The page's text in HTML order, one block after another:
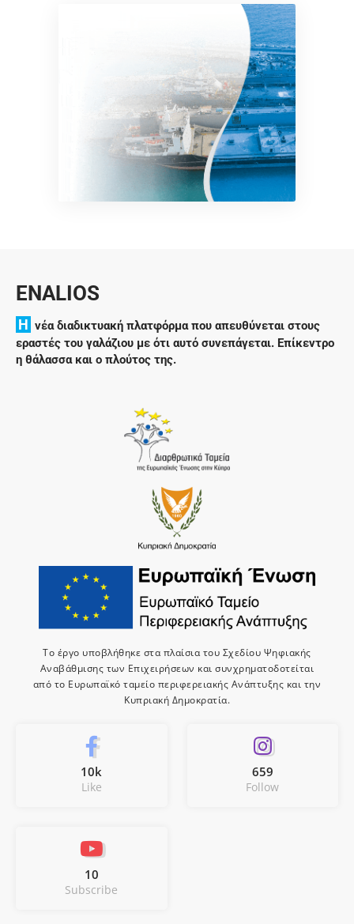
ENALIOS
H νέα διαδικτυακή πλατφόρμα που απευθύνεται στους
εραστές του γαλάζιου με ότι αυτό συνεπάγεται. Επίκεντρο
η θάλασσα και ο πλούτος της.
Το έργο υποβλήθηκε στα πλαίσια του Σχεδίου Ψηφιακής
Αναβάθμισης των Επιχειρήσεων και συνχρηματοδοτείται
από το Ευρωπαϊκό ταμείο περιφερειακής Ανάπτυξης και την
Κυπριακή Δημοκρατία.
10k
Like
659
Follow
10
Subscribe